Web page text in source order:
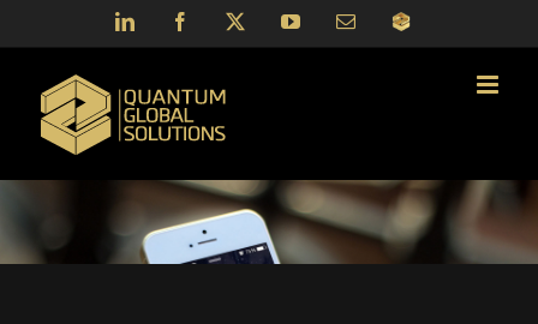
LinkedIn Facebook YouTubeEmailQGS